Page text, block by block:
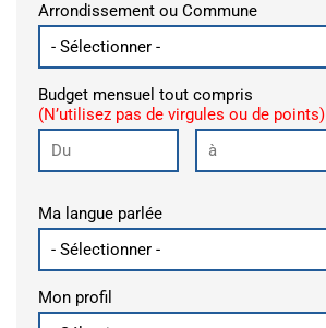
Arrondissement ou Commune
Budget mensuel tout compris
(N’utilisez pas de virgules ou de points)
Ma langue parlée
Mon profil